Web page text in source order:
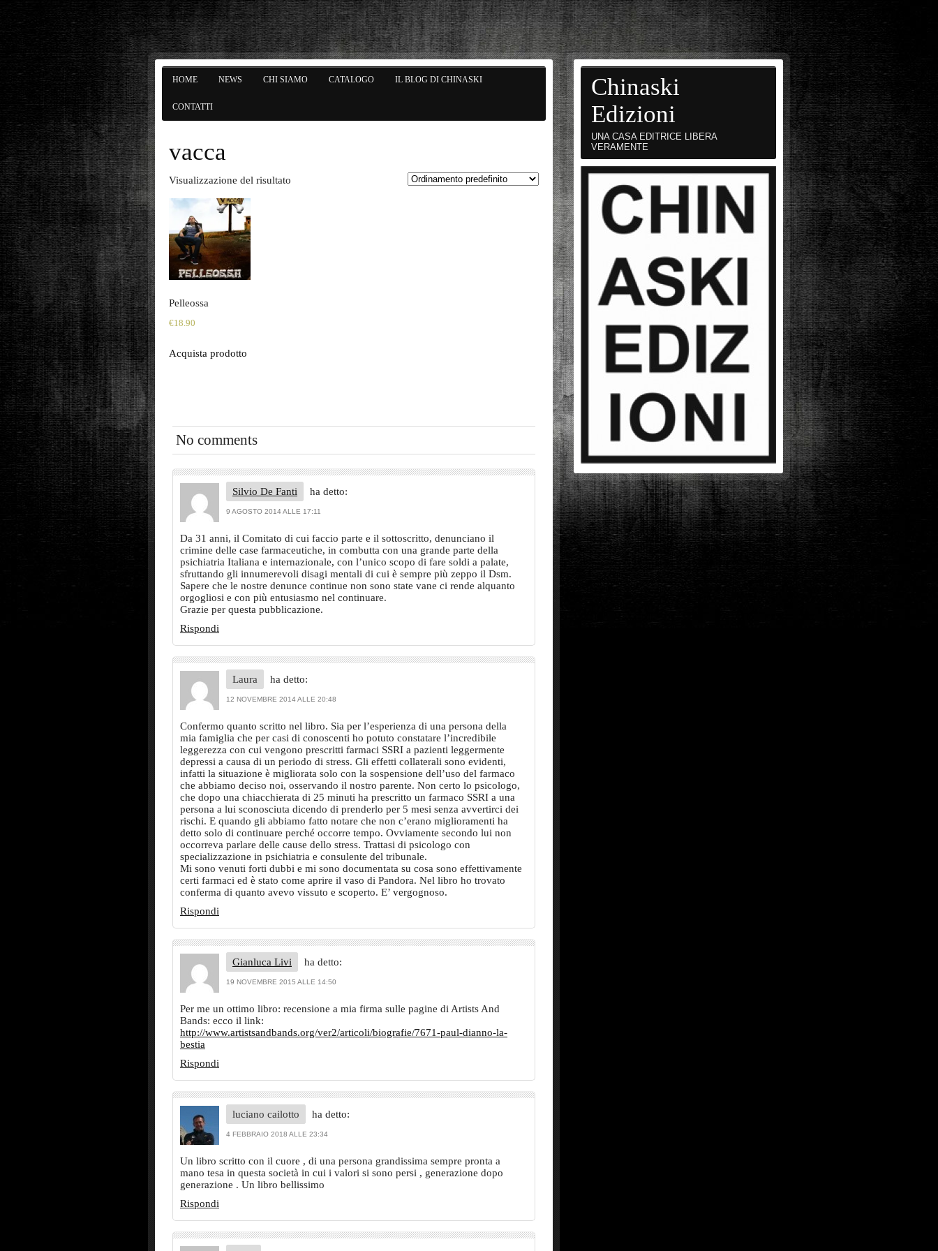
HOME NEWS CHI SIAMO CATALOGO IL BLOG DI CHINASKI
CONTATTI
vacca
Visualizzazione del risultato
Pelleossa
€18.90
Acquista prodotto
No comments
Silvio De Fanti ha detto:
9 AGOSTO 2014 ALLE 17:11
Da 31 anni, il Comitato di cui faccio parte e il sottoscritto, denunciano il
crimine delle case farmaceutiche, in combutta con una grande parte della
psichiatria Italiana e internazionale, con l’unico scopo di fare soldi a palate,
sfruttando gli innumerevoli disagi mentali di cui è sempre più zeppo il Dsm.
Sapere che le nostre denunce continue non sono state vane ci rende alquanto
orgogliosi e con più entusiasmo nel continuare.
Grazie per questa pubblicazione.
Rispondi
Laura ha detto:
12 NOVEMBRE 2014 ALLE 20:48
Confermo quanto scritto nel libro. Sia per l’esperienza di una persona della
mia famiglia che per casi di conoscenti ho potuto constatare l’incredibile
leggerezza con cui vengono prescritti farmaci SSRI a pazienti leggermente
depressi a causa di un periodo di stress. Gli effetti collaterali sono evidenti,
infatti la situazione è migliorata solo con la sospensione dell’uso del farmaco
che abbiamo deciso noi, osservando il nostro parente. Non certo lo psicologo,
che dopo una chiacchierata di 25 minuti ha prescritto un farmaco SSRI a una
persona a lui sconosciuta dicendo di prenderlo per 5 mesi senza avvertirci dei
rischi. E quando gli abbiamo fatto notare che non c’erano miglioramenti ha
detto solo di continuare perché occorre tempo. Ovviamente secondo lui non
occorreva parlare delle cause dello stress. Trattasi di psicologo con
specializzazione in psichiatria e consulente del tribunale.
Mi sono venuti forti dubbi e mi sono documentata su cosa sono effettivamente
certi farmaci ed è stato come aprire il vaso di Pandora. Nel libro ho trovato
conferma di quanto avevo vissuto e scoperto. E’ vergognoso.
Rispondi
Gianluca Livi ha detto:
19 NOVEMBRE 2015 ALLE 14:50
Per me un ottimo libro: recensione a mia firma sulle pagine di Artists And
Bands: ecco il link:
http://www.artistsandbands.org/ver2/articoli/biografie/7671-paul-dianno-la-
bestia
Rispondi
luciano cailotto ha detto:
4 FEBBRAIO 2018 ALLE 23:34
Un libro scritto con il cuore , di una persona grandissima sempre pronta a
mano tesa in questa società in cui i valori si sono persi , generazione dopo
generazione . Un libro bellissimo
Rispondi
Chinaski
Edizioni
UNA CASA EDITRICE LIBERA
VERAMENTE